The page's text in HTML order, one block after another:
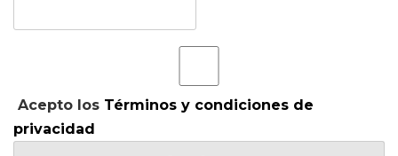
Acepto los Términos y condiciones de
privacidad